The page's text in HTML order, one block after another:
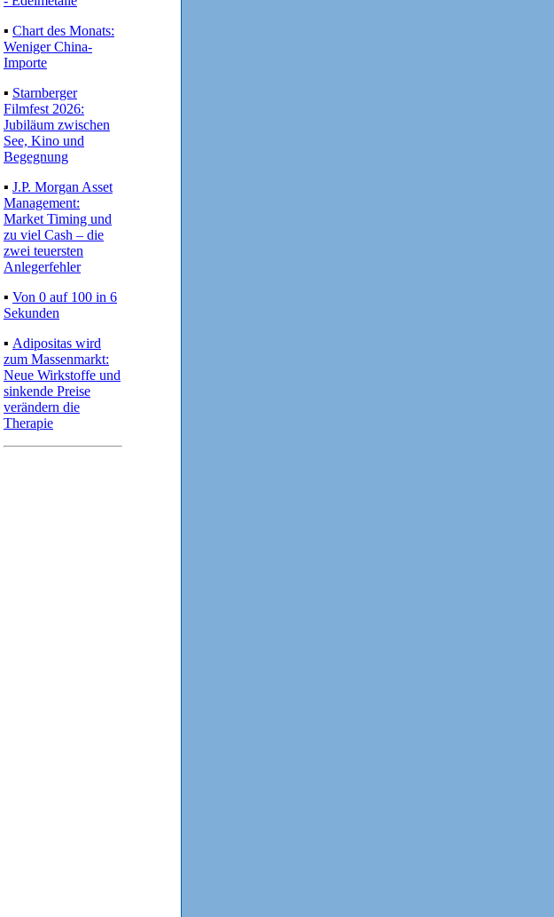
▪ Chart des Monats:
Weniger China-
Importe
▪ Starnberger
Filmfest 2026:
Jubiläum zwischen
See, Kino und
Begegnung
▪ J.P. Morgan Asset
Management:
Market Timing und
zu viel Cash – die
zwei teuersten
Anlegerfehler
▪ Von 0 auf 100 in 6
Sekunden
▪ Adipositas wird
zum Massenmarkt:
Neue Wirkstoffe und
sinkende Preise
verändern die
Therapie